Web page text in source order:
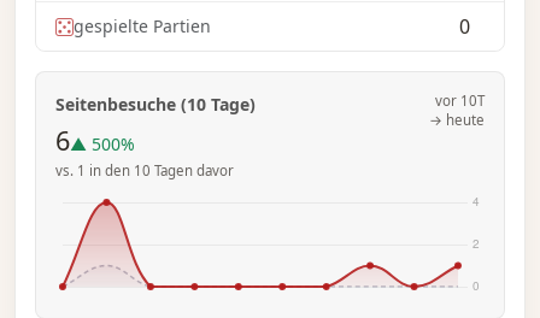
gespielte Partien 0
Seitenbesuche (10 Tage)
6▲ 500%
vs. 1 in den 10 Tagen davor
vor 10T
→ heute